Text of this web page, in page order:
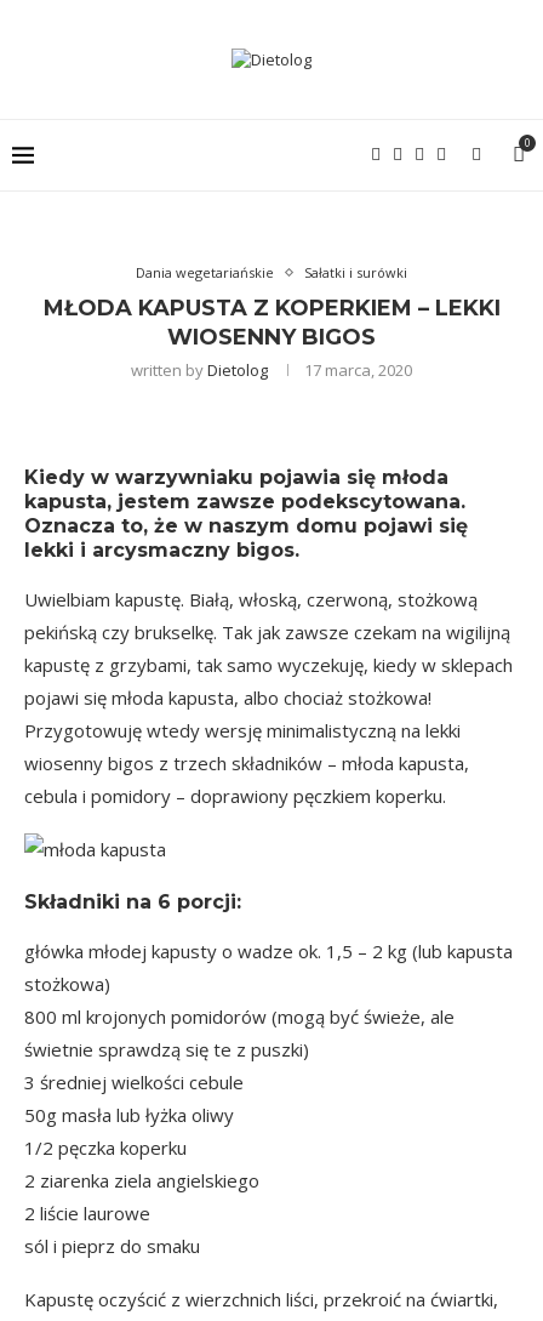
0
Dania wegetariańskie Sałatki i surówki
MŁODA KAPUSTA Z KOPERKIEM – LEKKI
WIOSENNY BIGOS
written byDietolog 17 marca, 2020
Kiedy w warzywniaku pojawia się młoda
kapusta, jestem zawsze podekscytowana.
Oznacza to, że w naszym domu pojawi się
lekki i arcysmaczny bigos.
Uwielbiam kapustę. Białą, włoską, czerwoną, stożkową
pekińską czy brukselkę. Tak jak zawsze czekam na wigilijną
kapustę z grzybami, tak samo wyczekuję, kiedy w sklepach
pojawi się młoda kapusta, albo chociaż stożkowa!
Przygotowuję wtedy wersję minimalistyczną na lekki
wiosenny bigos z trzech składników – młoda kapusta,
cebula i pomidory – doprawiony pęczkiem koperku.
Składniki na 6 porcji:
główka młodej kapusty o wadze ok. 1,5 – 2 kg (lub kapusta
stożkowa)
800 ml krojonych pomidorów (mogą być świeże, ale
świetnie sprawdzą się te z puszki)
3 średniej wielkości cebule
50g masła lub łyżka oliwy
1/2 pęczka koperku
2 ziarenka ziela angielskiego
2 liście laurowe
sól i pieprz do smaku
Kapustę oczyścić z wierzchnich liści, przekroić na ćwiartki,